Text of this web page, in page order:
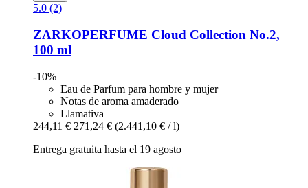
5.0 (2)
ZARKOPERFUME Cloud Collection No.2,
100 ml
-10%
Eau de Parfum para hombre y mujer
Notas de aroma amaderado
Llamativa
244,11 € 271,24 € (2.441,10 € / l)
Entrega gratuita hasta el 19 agosto